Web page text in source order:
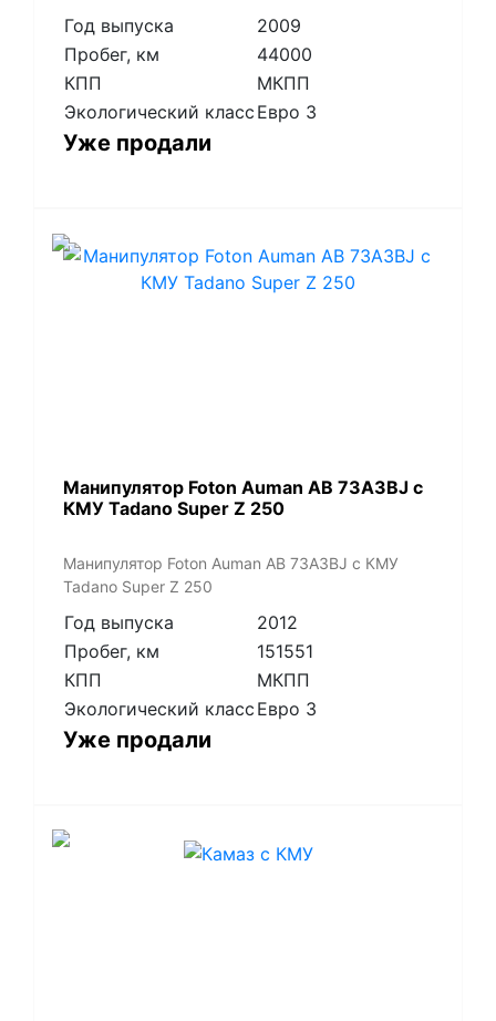
Год выпуска
2009
Пробег, км
44000
КПП
МКПП
Экологический класс Евро 3
Уже продали
Манипулятор Foton Auman AB 73A3BJ с
КМУ Tadano Super Z 250
Манипулятор Foton Auman AB 73A3BJ с КМУ
Tadano Super Z 250
Год выпуска
2012
Пробег, км
151551
КПП
МКПП
Экологический класс Евро 3
Уже продали